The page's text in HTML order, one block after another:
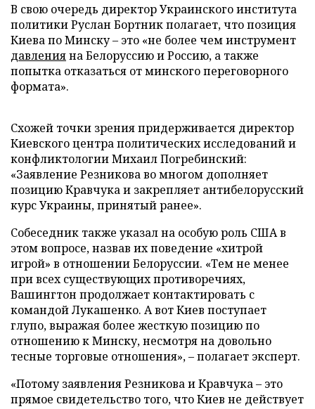
В свою очередь директор Украинского института
политики Руслан Бортник полагает, что позиция
Киева по Минску – это «не более чем инструмент
давленияна Белоруссию и Россию, а также
попытка отказаться от минского переговорного
формата».
Схожей точки зрения придерживается директор
Киевского центра политических исследований и
конфликтологии Михаил Погребинский:
«Заявление Резникова во многом дополняет
позицию Кравчука и закрепляет антибелорусский
курс Украины, принятый ранее».
Собеседник также указал на особую роль США в
этом вопросе, назвав их поведение «хитрой
игрой» в отношении Белоруссии. «Тем не менее
при всех существующих противоречиях,
Вашингтон продолжает контактировать с
командой Лукашенко. А вот Киев поступает
глупо, выражая более жесткую позицию по
отношению к Минску, несмотря на довольно
тесные торговые отношения», – полагает эксперт.
«Потому заявления Резникова и Кравчука – это
прямое свидетельство того, что Киев не действует